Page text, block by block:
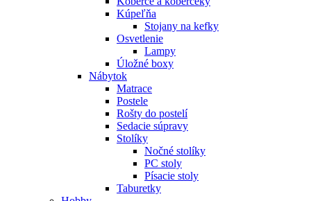
Kúpeľňa
Stojany na kefky
Osvetlenie
Lampy
Úložné boxy
Nábytok
Matrace
Postele
Rošty do postelí
Sedacie súpravy
Stolíky
Nočné stolíky
PC stoly
Písacie stoly
Taburetky